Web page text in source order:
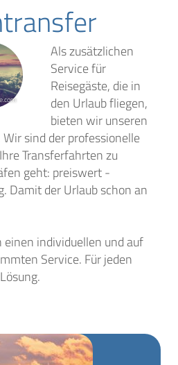
Als zusätzlichen
Service für
Reisegäste, die in
den Urlaub fliegen,
bieten wir unseren
sind der professionelle
Transferfahrten zu
geht: preiswert -
Damit der Urlaub schon an
individuellen und auf
Service. Für jeden